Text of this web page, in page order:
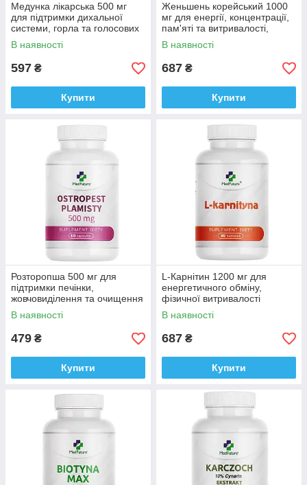
Медунка лікарська 500 мг
для підтримки дихальної
системи, горла та голосових
зв'язок, Medfuture Pulmonaria
60 капсул Доставка з ЄС
В наявності
597 ₴
Купити
Женьшень корейський 1000
мг для енергії, концентрації,
пам'яті та витривалості,
Medfuture Korean Ginseng
120табл. Доставка з ЄС
В наявності
687 ₴
Купити
Розторопша 500 мг для
підтримки печінки,
жовчовиділення та очищення
організму, Medfuture Milk
Thistle 60 капсул Доставка з
ЄС
В наявності
479 ₴
Купити
L-Карнітин 1200 мг для
енергетичного обміну,
фізичної витривалості
Medfuture L-Carnitine Max
1200 mg, 60 таблеток
Доставка з ЄС
В наявності
687 ₴
Купити